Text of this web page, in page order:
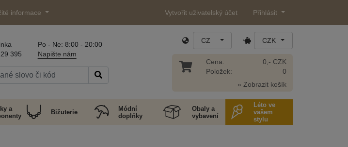
informace Vytvořit uživatelský účet Přihlásit
395
Po - Ne: 8:00 - 20:00
Napište nám
CZ CZK
Cena:
Položek:
0,- CZK
0
» Zobrazit košík
a
Bižuterie
Módní
doplňky
Obaly a
vybavení
Léto ve
vašem
stylu